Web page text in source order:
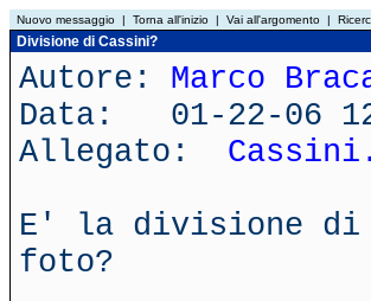
Nuovo messaggio | Torna all'inizio | Vai all'argomento |
Divisione di Cassini?
Autore: Marco
Data: 01-22-06
Allegato:
E' la divisione di
foto?